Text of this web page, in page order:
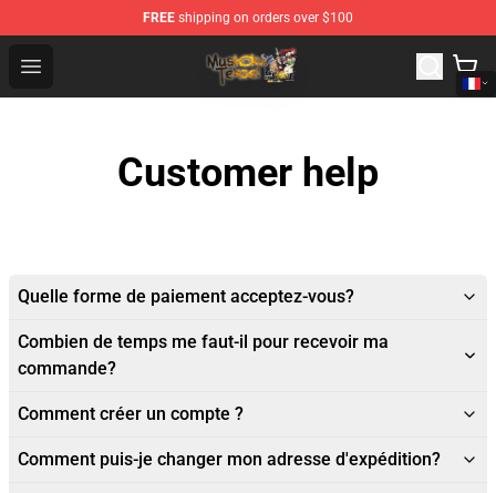
FREE shipping on orders over $100
Open menu
Mushoku Tensei Store - Official Mushoku Tensei
Customer help
Quelle forme de paiement acceptez-vous?
Combien de temps me faut-il pour recevoir ma
commande?
Comment créer un compte ?
Comment puis-je changer mon adresse d'expédition?